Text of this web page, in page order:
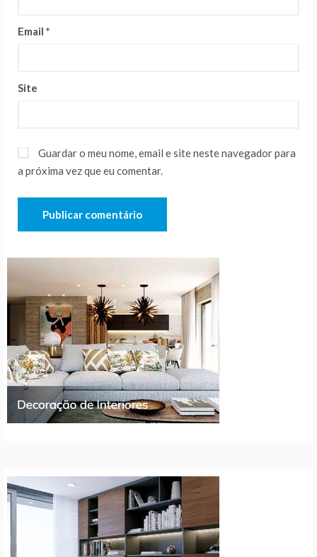
Email *
Site
Guardar o meu nome, email e site neste navegador para
a próxima vez que eu comentar.